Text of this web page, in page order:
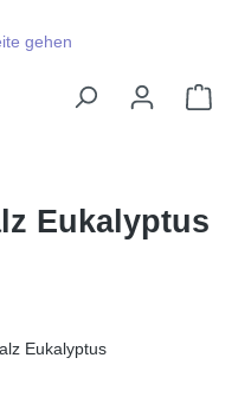
Eukalyptus